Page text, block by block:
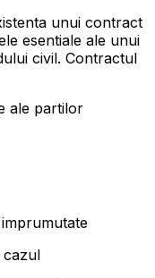
unui contract
esentiale ale unui
civil. Contractul
ale partilor
cazul